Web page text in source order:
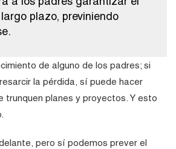
plazo, previniendo
de alguno de los padres; si
la pérdida, sí puede hacer
trunquen planes y proyectos. Y esto
pero sí podemos prever el